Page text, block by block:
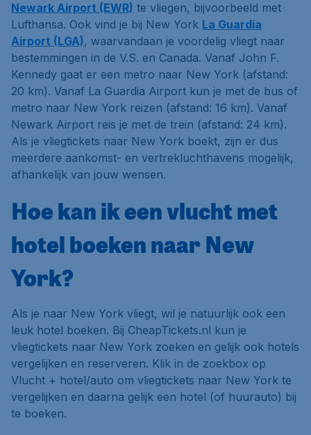
Newark Airport (EWR) te vliegen, bijvoorbeeld met
Lufthansa. Ook vind je bij New York La Guardia
Airport (LGA), waarvandaan je voordelig vliegt naar
bestemmingen in de V.S. en Canada. Vanaf John F.
Kennedy gaat er een metro naar New York (afstand:
20 km). Vanaf La Guardia Airport kun je met de bus of
metro naar New York reizen (afstand: 16 km). Vanaf
Newark Airport reis je met de trein (afstand: 24 km).
Als je vliegtickets naar New York boekt, zijn er dus
meerdere aankomst- en vertrekluchthavens mogelijk,
afhankelijk van jouw wensen.
Hoe kan ik een vlucht met
hotel boeken naar New
York?
Als je naar New York vliegt, wil je natuurlijk ook een
leuk hotel boeken. Bij CheapTickets.nl kun je
vliegtickets naar New York zoeken en gelijk ook hotels
vergelijken en reserveren. Klik in de zoekbox op
Vlucht + hotel/auto om vliegtickets naar New York te
vergelijken en daarna gelijk een hotel (of huurauto) bij
te boeken.